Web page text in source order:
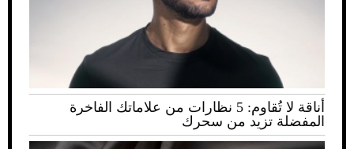
أناقة لا تُقاوم: 5 نظارات من علاماتك الفاخرة
المفضلة تزيد من سحرك